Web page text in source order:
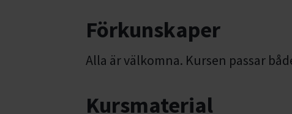
Förkunskaper
Alla är välkomna. Kursen passar
Kursmaterial